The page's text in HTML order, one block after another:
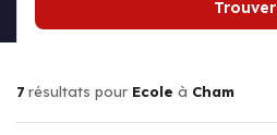
Trouver
7 résultats pour Ecole à Cham